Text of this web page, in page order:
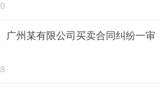
广州某有限公司买卖合同纠纷一审